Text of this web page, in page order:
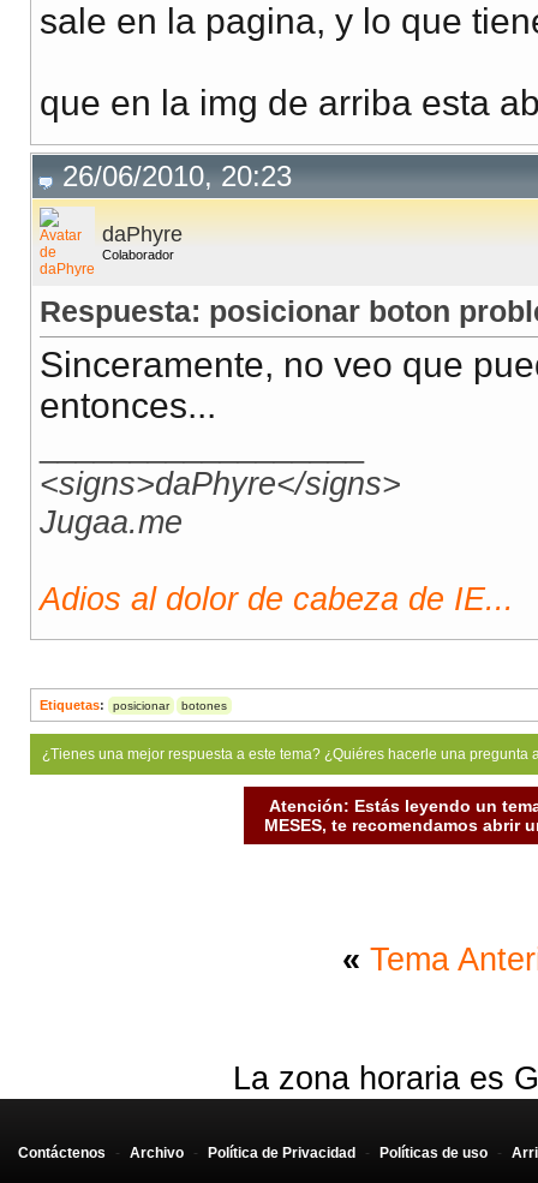
sale en la pagina, y lo que
que en la img de arriba esta
26/06/2010, 20:23
daPhyre
Colaborador
Respuesta: posicionar boton
Sinceramente, no veo que
entonces...
<signs>daPhyre</signs>
Jugaa.me
Adios al dolor de cabeza de IE...
Etiquetas: posicionar botones
¿Tienes una mejor respuesta a este tema? ¿Quiéres hacerle una
Atención: Estás leyendo un
MESES, te recomendamos abrir
« Tema
La zona horaria es
Contáctenos - Archivo - Política de Privacidad - Políticas de uso -